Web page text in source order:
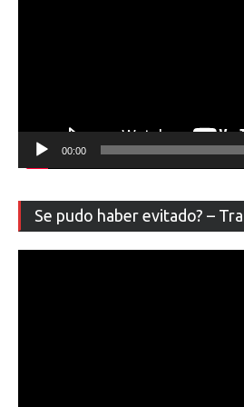
00:00
Se pudo haber evitado? –